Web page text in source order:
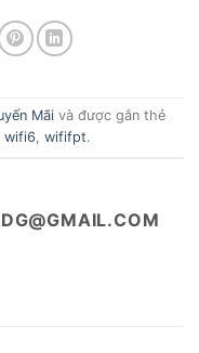
Mãivà được gắn thẻ
wifi6, wififpt.